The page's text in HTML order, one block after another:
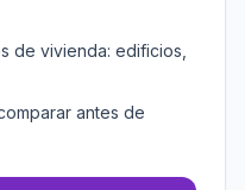
de vivienda: edificios,
antes de